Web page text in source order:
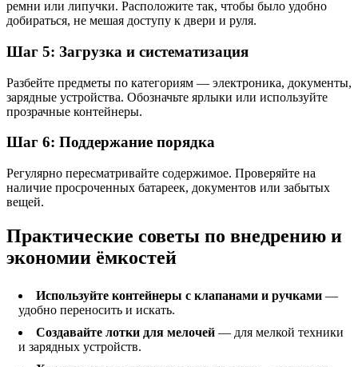
ремни или липучки. Расположите так, чтобы было удобно
добираться, не мешая доступу к двери и руля.
Шаг 5: Загрузка и систематизация
Разбейте предметы по категориям — электроника, документы,
зарядные устройства. Обозначьте ярлыки или используйте
прозрачные контейнеры.
Шаг 6: Поддержание порядка
Регулярно пересматривайте содержимое. Проверяйте на
наличие просроченных батареек, документов или забытых
вещей.
Практические советы по внедрению и
экономии ёмкостей
Используйте контейнеры с клапанами и ручками —
удобно переносить и искать.
Создавайте лотки для мелочей — для мелкой техники
и зарядных устройств.